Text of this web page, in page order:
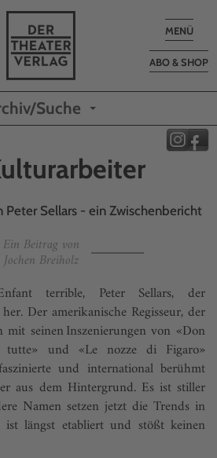
Toggle
MENÜ
ABO & SHOP
Suche
Peter Sellars - ein Zwischenbericht
Ein Beitrag von
Jochen Breiholz
terrible, Peter Sellars, der
Der amerikanische Regisseur, der
seinen Inszenierungen von «Don
tutte» und «Le nozze di Figaro»
und international berühmt
aus dem Hintergrund. Es ist stiller
Namen setzen jetzt die Trends in
ist längst etabliert und stößt keinen